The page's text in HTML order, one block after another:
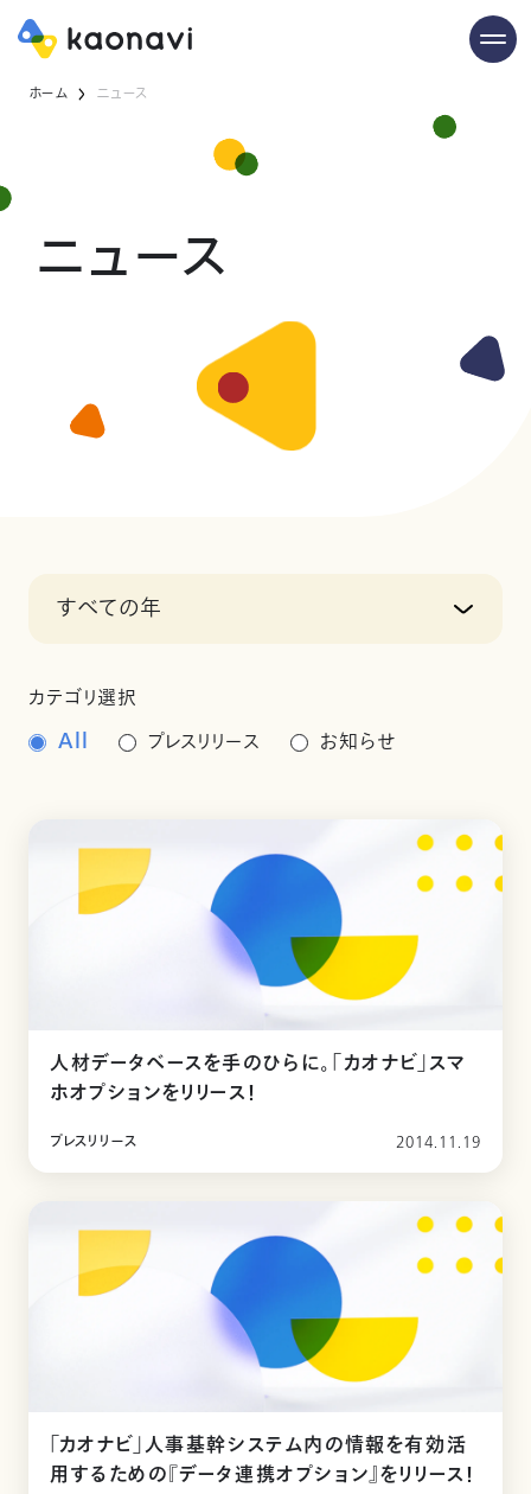
ホーム ニュース
ニュース
すべての年
カテゴリ選択
All プレスリリース お知らせ
人材データベースを手のひらに。「カオナビ」スマ
ホオプションをリリース！
プレスリリース 2014.11.19
「カオナビ」人事基幹システム内の情報を有効活
用するための『データ連携オプション』をリリース！